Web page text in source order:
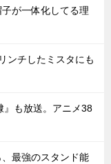
が一体化してる理
ンチしたミスタにも
』も放送。アニメ38
、最強のスタンド能